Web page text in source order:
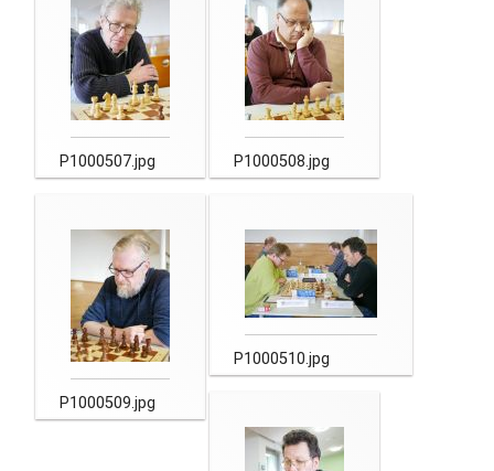
P1000507.jpg P1000508.jpg
P1000509.jpg
P1000510.jpg